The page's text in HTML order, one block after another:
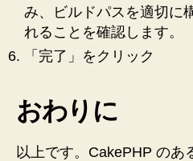
み、ビルドパスを適切に
れることを確認します。
「完了」をクリック
おわりに
以上です。CakePHP のあ